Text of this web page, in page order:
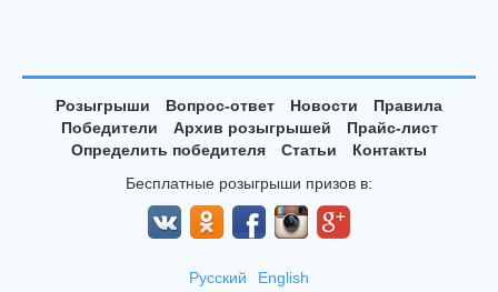
Розыгрыши Вопрос-ответ Новости
Правила
Победители
Архив розыгрышей
Прайс-лист
Определить победителя
Статьи
Контакты
Бесплатные розыгрыши призов в:
Русский English